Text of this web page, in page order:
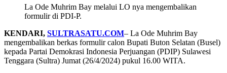
La Ode Muhrim Bay melalui LO nya mengembalikan
formulir di PDI-P.
KENDARI, SULTRASATU.COM– La Ode Muhrim Bay
mengembalikan berkas formulir calon Bupati Buton Selatan (Busel)
kepada Partai Demokrasi Indonesia Perjuangan (PDIP) Sulawesi
Tenggara (Sultra) Jumat (26/4/2024) pukul 16.00 WITA.